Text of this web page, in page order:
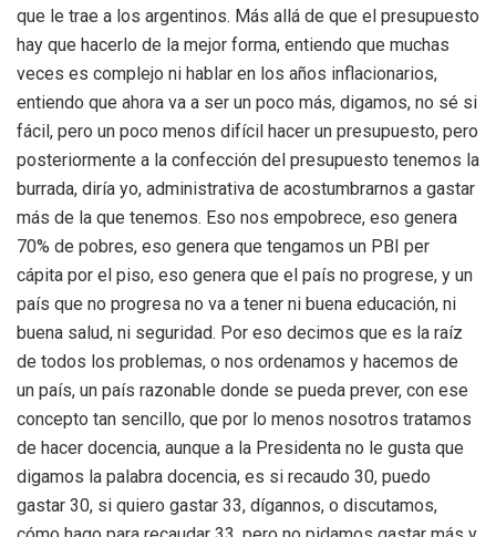
que le trae a los argentinos. Más allá de que el presupuesto
hay que hacerlo de la mejor forma, entiendo que muchas
veces es complejo ni hablar en los años inflacionarios,
entiendo que ahora va a ser un poco más, digamos, no sé si
fácil, pero un poco menos difícil hacer un presupuesto, pero
posteriormente a la confección del presupuesto tenemos la
burrada, diría yo, administrativa de acostumbrarnos a gastar
más de la que tenemos. Eso nos empobrece, eso genera
70% de pobres, eso genera que tengamos un PBI per
cápita por el piso, eso genera que el país no progrese, y un
país que no progresa no va a tener ni buena educación, ni
buena salud, ni seguridad. Por eso decimos que es la raíz
de todos los problemas, o nos ordenamos y hacemos de
un país, un país razonable donde se pueda prever, con ese
concepto tan sencillo, que por lo menos nosotros tratamos
de hacer docencia, aunque a la Presidenta no le gusta que
digamos la palabra docencia, es si recaudo 30, puedo
gastar 30, si quiero gastar 33, dígannos, o discutamos,